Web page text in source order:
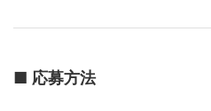
■ 応募方法